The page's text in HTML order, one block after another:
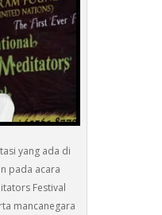
yang ada di
pada acara
Festival
mancanegara